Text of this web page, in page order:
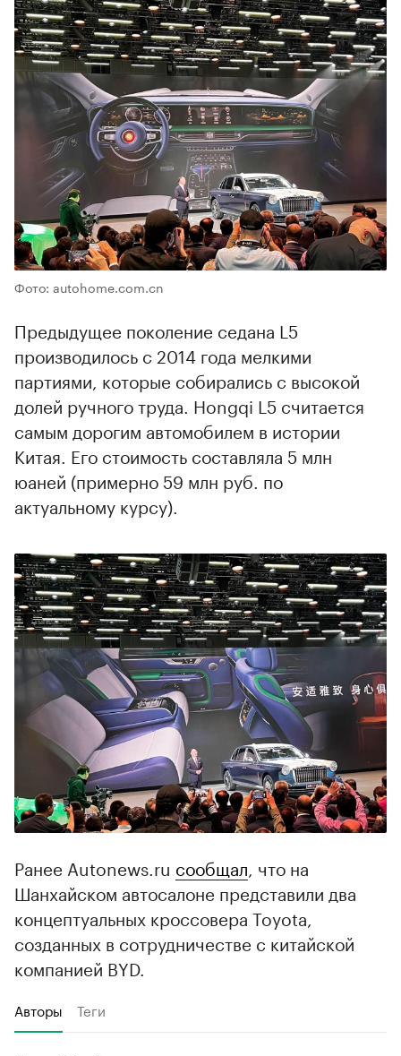
Фото: autohome.com.cn
Предыдущее поколение седана L5
производилось с 2014 года мелкими
партиями, которые собирались с высокой
долей ручного труда. Hongqi L5 считается
самым дорогим автомобилем в истории
Китая. Его стоимость составляла 5 млн
юаней (примерно 59 млн руб. по
актуальному курсу).
Ранее Autonews.ru сообщал , что на
Шанхайском автосалоне представили два
концептуальных кроссовера Toyota,
созданных в сотрудничестве с китайской
компанией BYD.
Авторы Теги